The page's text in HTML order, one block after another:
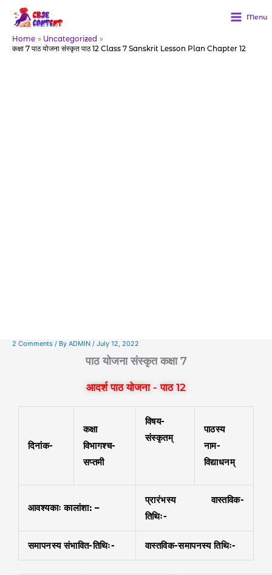
content
Menu
Home
Uncategorized
कक्षा 7 पाठ योजना संस्कृत पाठ 12 Class 7 Sanskrit Lesson Plan Chapter 12
2 Comments / By ADMIN / July 12, 2022
पाठ योजना संस्कृत कक्षा 7
आदर्श पाठ योजना - पाठ 12
दिनांक-
कक्षा
विभागश्च-
सप्तमी
विषय-
संस्कृतम्
पाठस्य
नाम-
विद्याधनम्
आवश्यकाः कालांशा: –
प्रारंभस्य वास्तविक-
तिथिः-
समापनस्य संभावित-तिथिः- वास्तविक-समापनस्य तिथिः-